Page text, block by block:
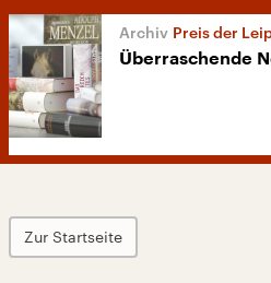
Preis der
Überraschende
Zur Startseite